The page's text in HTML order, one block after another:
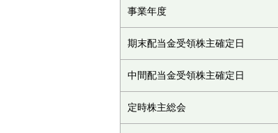
事業年度
期末配当金受領株主確定日
中間配当金受領株主確定日
定時株主総会